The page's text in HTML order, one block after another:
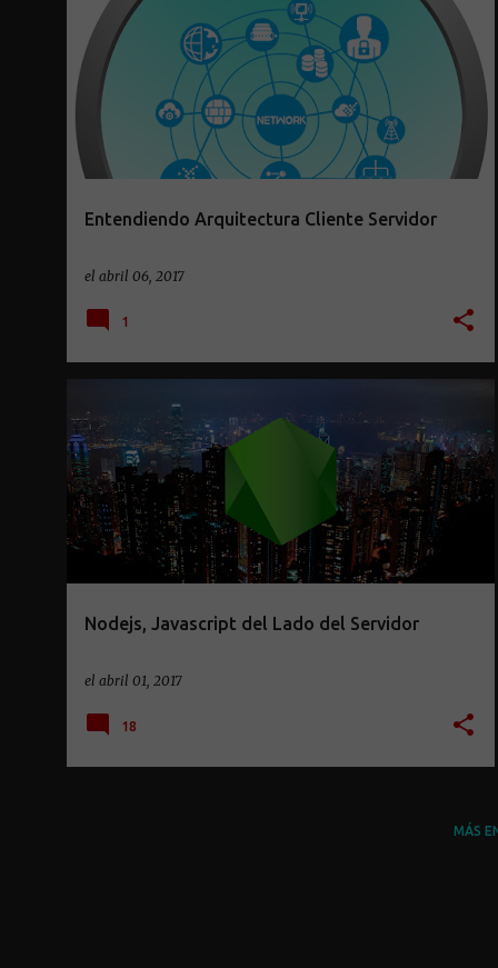
Entendiendo Arquitectura Cliente Servidor
el abril 06, 2017
DESAROLLO WEB HTTP WEB WWW
1
Nodejs, Javascript del Lado del Servidor
el abril 01, 2017
NODEJS PROGRAMACIÓN SERVIDOR
+
WEB
18
MÁS